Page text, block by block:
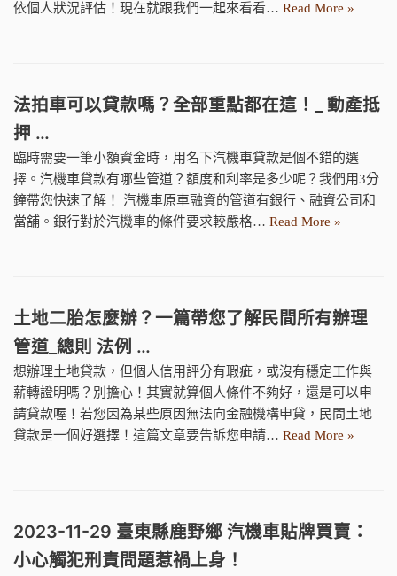
依個人狀況評估！現在就跟我們一起來看看… Read More »
法拍車可以貸款嗎？全部重點都在這！_ 動產抵
押 …
臨時需要一筆小額資金時，用名下汽機車貸款是個不錯的選
擇。汽機車貸款有哪些管道？額度和利率是多少呢？我們用3分
鐘帶您快速了解！ 汽機車原車融資的管道有銀行、融資公司和
當舖。銀行對於汽機車的條件要求較嚴格… Read More »
土地二胎怎麼辦？一篇帶您了解民間所有辦理
管道_總則 法例 …
想辦理土地貸款，但個人信用評分有瑕疵，或沒有穩定工作與
薪轉證明嗎？別擔心！其實就算個人條件不夠好，還是可以申
請貸款喔！若您因為某些原因無法向金融機構申貸，民間土地
貸款是一個好選擇！這篇文章要告訴您申請… Read More »
2023-11-29 臺東縣鹿野鄉 汽機車貼牌買賣：
小心觸犯刑責問題惹禍上身！